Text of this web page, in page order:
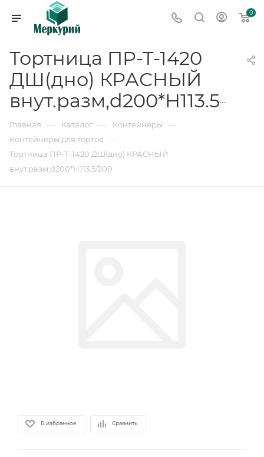
0
Тортница ПР-Т-1420
ДШ(дно) КРАСНЫЙ
внут.разм,d200*H113.5/200
Главная — Каталог — Контейнеры —
Контейнеры для тортов —
Тортница ПР-Т-1420 ДШ(дно) КРАСНЫЙ
внут.разм,d200*H113.5/200
В избранное Сравнить